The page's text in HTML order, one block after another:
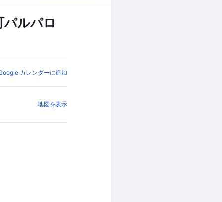
パルパロ
カレンダーに追加
地図を表示